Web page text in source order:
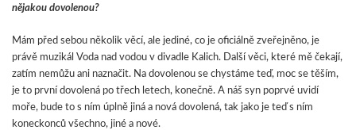
nějakou dovolenou?
Mám před sebou několik věcí, ale jediné, co je oficiálně zveřejněno, je
právě muzikál Voda nad vodou v divadle Kalich. Další věci, které mě čekají,
zatím nemůžu ani naznačit. Na dovolenou se chystáme teď, moc se těším,
je to první dovolená po třech letech, konečně. A náš syn poprvé uvidí
moře, bude to s ním úplně jiná a nová dovolená, tak jako je teď s ním
koneckonců všechno, jiné a nové.